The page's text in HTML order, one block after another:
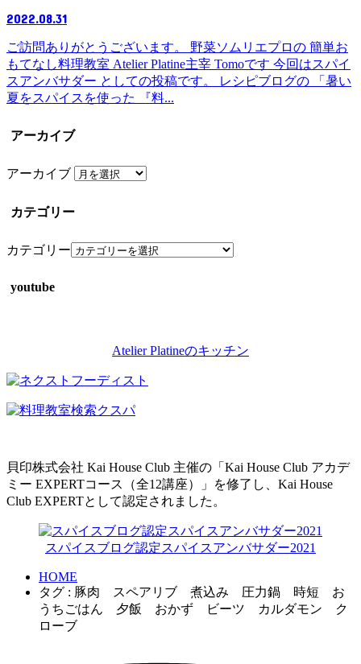
2022.08.31
ご訪問ありがとうございます。 野菜ソムリエプロの 簡単お
もてなし料理教室 Atelier Platine主宰 Tomoです 今回はスパイ
スアンバサダー としての投稿です。 レシピブログの 「暑い
夏をスパイスを使った 『料...
アーカイブ
アーカイブ
カテゴリー
カテゴリー
youtube
Atelier Platineのキッチン
貝印株式会社 Kai House Club 主催の「Kai House Club アカデ
ミー EXPERTコース（全12講座）」を修了し、Kai House
Club EXPERTとして認定されました。
スパイスブログ認定スパイスアンバサダー2021
HOME
タグ : 豚肉 スペアリブ 煮込み 圧力鍋 時短 お
うちごはん 夕飯 おかず ビーツ カルダモン ク
ローブ